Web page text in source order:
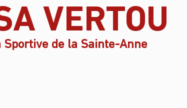
Sportive de la Sainte-Anne
VERTOU